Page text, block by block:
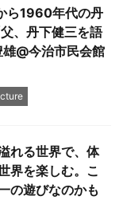
ら1960年代の丹
、丹下健三を語
@今治市民会館
れる世界で、体
界を楽しむ。こ
の遊びなのかも